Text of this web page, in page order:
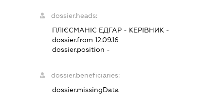
dossier.heads:
ПЛІЄСМАНІС ЕДГАР - КЕРІВНИК -
dossier.from 12.09.16
dossier.position -
dossier.beneficiaries:
dossier.missingData